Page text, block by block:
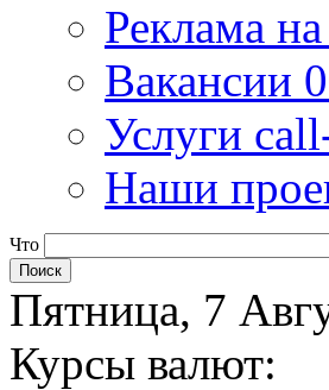
Реклама на
Вакансии
Услуги
Наши
Что
Пятница, 7
Курсы валют: